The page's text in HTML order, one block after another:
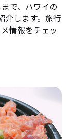
で、ハワイの
介します。旅行
情報をチェッ